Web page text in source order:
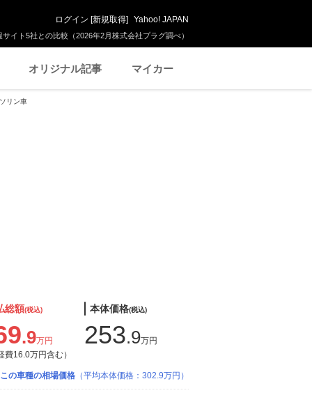
イト5社との比較（2026年2月株式会社プラグ調べ）
ログイン [新規取得] Yahoo! JAPAN
オリジナル記事 マイカー
リン車
総額(税込)
.9万円
費16.0万円含む）
本体価格(税込)
253.9万円
この車種の相場価格 （平均本体価格：302.9万円）